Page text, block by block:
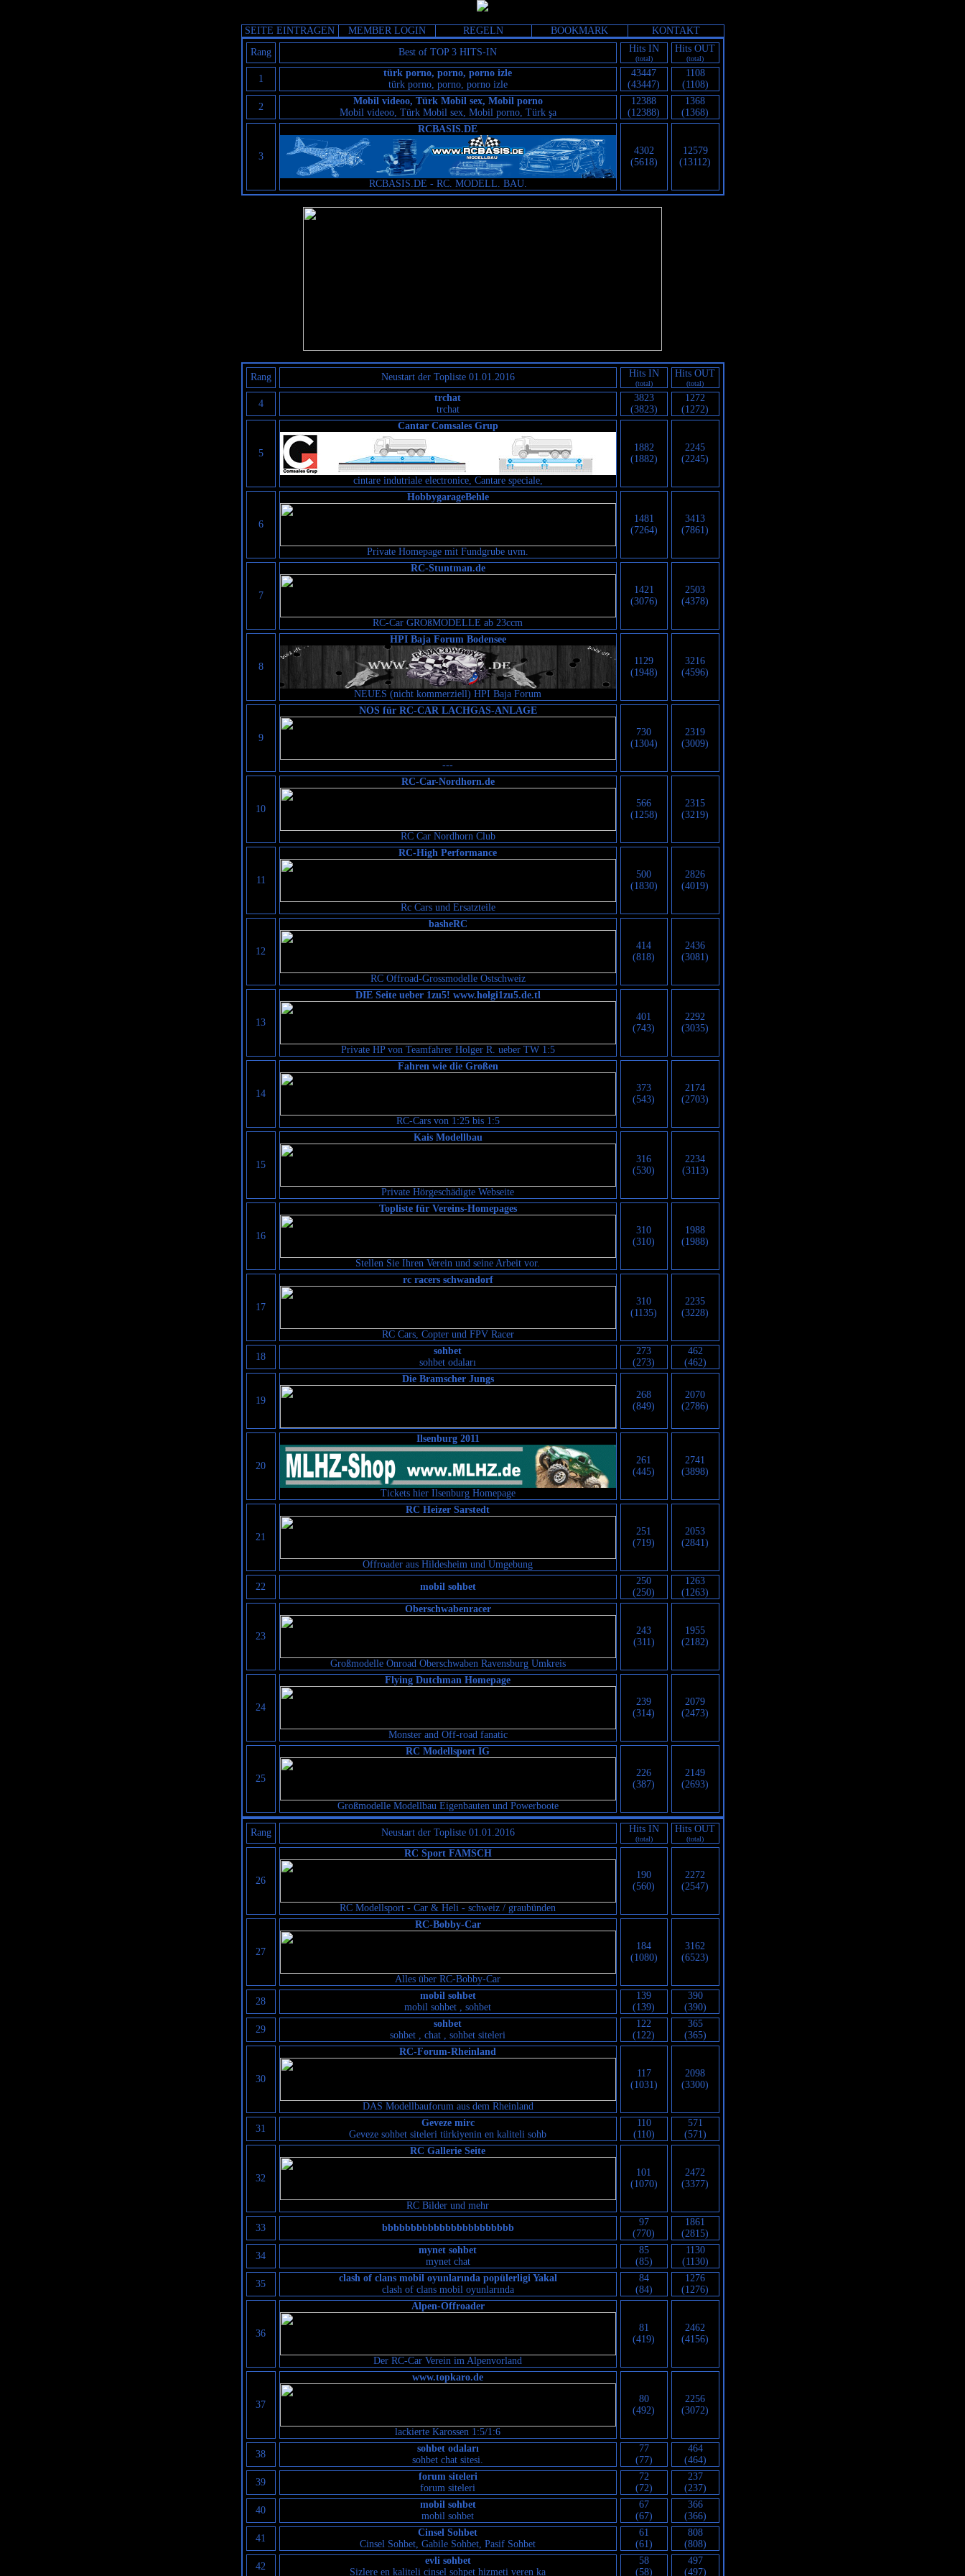
SEITE EINTRAGEN MEMBER LOGIN REGELN BOOKMARK
KONTAKT
Rang
Best of TOP 3 HITS-IN Hits IN
(total)
Hits OUT
(total)
1
türk porno, porno, porno izle
türk porno, porno, porno izle
43447
(43447)
1108
(1108)
2
Mobil videoo, Türk Mobil sex, Mobil porno
Mobil videoo, Türk Mobil sex, Mobil porno, Türk şa
12388
(12388)
1368
(1368)
3
RCBASIS.DE
RCBASIS.DE - RC. MODELL. BAU.
4302
(5618)
12579
(13112)
Rang Neustart der Topliste 01.01.2016 Hits IN
(total)
Hits OUT
(total)
4
trchat
trchat
3823
(3823)
1272
(1272)
5
Cantar Comsales Grup
cintare indutriale electronice, Cantare speciale,
1882
(1882)
2245
(2245)
6
HobbygarageBehle
Private Homepage mit Fundgrube uvm.
1481
(7264)
3413
(7861)
7
RC-Stuntman.de
RC-Car GROßMODELLE ab 23ccm
1421
(3076)
2503
(4378)
8
HPI Baja Forum Bodensee
NEUES (nicht kommerziell) HPI Baja Forum
1129
(1948)
3216
(4596)
9
NOS für RC-CAR LACHGAS-ANLAGE
---
730
(1304)
2319
(3009)
10
RC-Car-Nordhorn.de
RC Car Nordhorn Club
566
(1258)
2315
(3219)
11
RC-High Performance
Rc Cars und Ersatzteile
500
(1830)
2826
(4019)
12
basheRC
RC Offroad-Grossmodelle Ostschweiz
414
(818)
2436
(3081)
13
DIE Seite ueber 1zu5! www.holgi1zu5.de.tl
Private HP von Teamfahrer Holger R. ueber TW 1:5
401
(743)
2292
(3035)
14
Fahren wie die Großen
RC-Cars von 1:25 bis 1:5
373
(543)
2174
(2703)
15
Kais Modellbau
Private Hörgeschädigte Webseite
316
(530)
2234
(3113)
16
Topliste für Vereins-Homepages
Stellen Sie Ihren Verein und seine Arbeit vor.
310
(310)
1988
(1988)
17
rc racers schwandorf
RC Cars, Copter und FPV Racer
310
(1135)
2235
(3228)
18
sohbet
sohbet odaları
273
(273)
462
(462)
19
Die Bramscher Jungs
268
(849)
2070
(2786)
20
Ilsenburg 2011
Tickets hier Ilsenburg Homepage
261
(445)
2741
(3898)
21
RC Heizer Sarstedt
Offroader aus Hildesheim und Umgebung
251
(719)
2053
(2841)
22 mobil sohbet
250
(250)
1263
(1263)
23
Oberschwabenracer
Großmodelle Onroad Oberschwaben Ravensburg Umkreis
243
(311)
1955
(2182)
24
Flying Dutchman Homepage
Monster and Off-road fanatic
239
(314)
2079
(2473)
25
RC Modellsport IG
Großmodelle Modellbau Eigenbauten und Powerboote
226
(387)
2149
(2693)
Rang Neustart der Topliste 01.01.2016 Hits IN
(total)
Hits OUT
(total)
26
RC Sport FAMSCH
RC Modellsport - Car & Heli - schweiz / graubünden
190
(560)
2272
(2547)
27
RC-Bobby-Car
Alles über RC-Bobby-Car
184
(1080)
3162
(6523)
28
mobil sohbet
mobil sohbet , sohbet
139
(139)
390
(390)
29
sohbet
sohbet , chat , sohbet siteleri
122
(122)
365
(365)
30
RC-Forum-Rheinland
DAS Modellbauforum aus dem Rheinland
117
(1031)
2098
(3300)
31
Geveze mirc
Geveze sohbet siteleri türkiyenin en kaliteli sohb
110
(110)
571
(571)
32
RC Gallerie Seite
RC Bilder und mehr
101
(1070)
2472
(3377)
33 bbbbbbbbbbbbbbbbbbbbbbb
97
(770)
1861
(2815)
34
mynet sohbet
mynet chat
85
(85)
1130
(1130)
35
clash of clans mobil oyunlarında popülerligi Yakal
clash of clans mobil oyunlarında
84
(84)
1276
(1276)
36
Alpen-Offroader
Der RC-Car Verein im Alpenvorland
81
(419)
2462
(4156)
37
www.topkaro.de
lackierte Karossen 1:5/1:6
80
(492)
2256
(3072)
38
sohbet odaları
sohbet chat sitesi.
77
(77)
464
(464)
39
forum siteleri
forum siteleri
72
(72)
237
(237)
40
mobil sohbet
mobil sohbet
67
(67)
366
(366)
41
Cinsel Sohbet
Cinsel Sohbet, Gabile Sohbet, Pasif Sohbet
61
(61)
808
(808)
42
evli sohbet
Sizlere en kaliteli cinsel sohpet hizmeti veren ka
58
(58)
497
(497)